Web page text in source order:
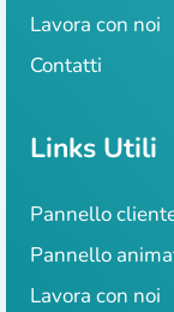
Lavora con noi
Contatti
Links Utili
Pannello
Pannello
Lavora con noi